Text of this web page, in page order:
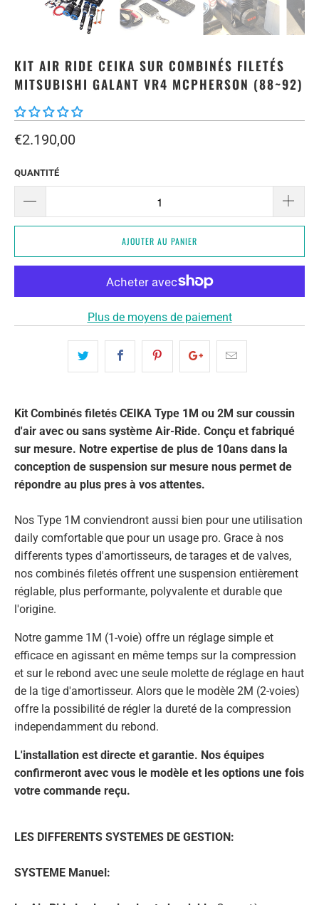
KIT AIR RIDE CEIKA SUR COMBINÉS FILETÉS
MITSUBISHI GALANT VR4 MCPHERSON (88~92)
€2.190,00
QUANTITÉ
AJOUTER AU PANIER
Plus de moyens de paiement
Kit Combinés filetés CEIKA Type 1M ou 2M sur coussin
d'air avec ou sans système Air-Ride. Conçu et fabriqué
sur mesure. Notre expertise de plus de 10ans dans la
conception de suspension sur mesure nous permet de
répondre au plus pres à vos attentes.
Nos Type 1M conviendront aussi bien pour une utilisation
daily comfortable que pour un usage pro. Grace à nos
differents types d'amortisseurs, de tarages et de valves,
nos combinés filetés offrent une suspension entièrement
réglable, plus performante, polyvalente et durable que
l'origine.
Notre gamme 1M (1-voie) offre un réglage simple et
efficace en agissant en même temps sur la compression
et sur le rebond avec une seule molette de réglage en haut
de la tige d'amortisseur. Alors que le modèle 2M (2-voies)
offre la possibilité de régler la dureté de la compression
independamment du rebond.
L'installation est directe et garantie. Nos équipes
confirmeront avec vous le modèle et les options une fois
votre commande reçu.
LES DIFFERENTS SYSTEMES DE GESTION:
SYSTEME Manuel: